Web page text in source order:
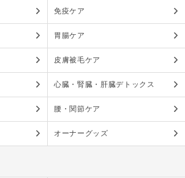
免疫ケア
胃腸ケア
皮膚被毛ケア
心臓・腎臓・肝臓デトックス
腰・関節ケア
オーナーグッズ